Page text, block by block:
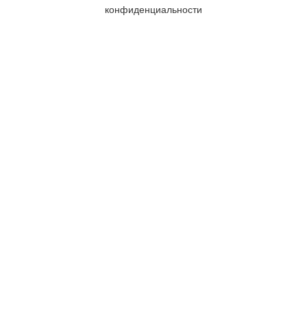
конфиденциальности